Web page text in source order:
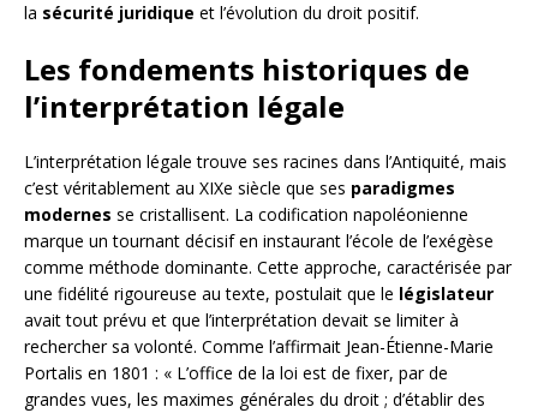
la sécurité juridique et l’évolution du droit positif.
Les fondements historiques de
l’interprétation légale
L’interprétation légale trouve ses racines dans l’Antiquité, mais
c’est véritablement au XIXe siècle que ses paradigmes
modernes se cristallisent. La codification napoléonienne
marque un tournant décisif en instaurant l’école de l’exégèse
comme méthode dominante. Cette approche, caractérisée par
une fidélité rigoureuse au texte, postulait que le législateur
avait tout prévu et que l’interprétation devait se limiter à
rechercher sa volonté. Comme l’affirmait Jean-Étienne-Marie
Portalis en 1801 : « L’office de la loi est de fixer, par de
grandes vues, les maximes générales du droit ; d’établir des